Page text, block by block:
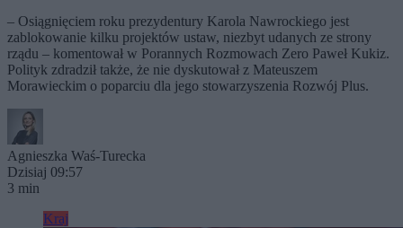
– Osiągnięciem roku prezydentury Karola Nawrockiego jest
zablokowanie kilku projektów ustaw, niezbyt udanych ze strony
rządu – komentował w Porannych Rozmowach Zero Paweł Kukiz.
Polityk zdradził także, że nie dyskutował z Mateuszem
Morawieckim o poparciu dla jego stowarzyszenia Rozwój Plus.
Agnieszka Waś-Turecka
Dzisiaj 09:57
3 min
Kraj